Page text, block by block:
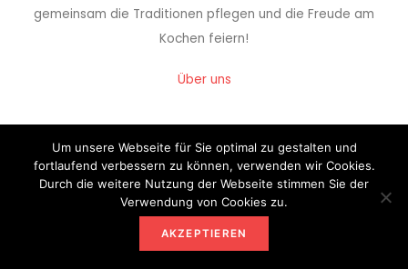
gemeinsam die Traditionen pflegen und die Freude am
Kochen feiern!
Über uns
NEUSTE KOCHLEIDENSCHAFT
Holunderbeeren ernten – Wann sind sie reif?
Um unsere Webseite für Sie optimal zu gestalten und
fortlaufend verbessern zu können, verwenden wir Cookies.
Durch die weitere Nutzung der Webseite stimmen Sie der
Verwendung von Cookies zu.
AKZEPTIEREN